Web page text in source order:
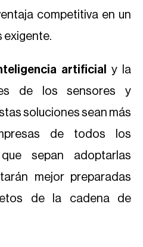
competitiva en un
exigente.
artificial y la
de los sensores y
soluciones sean más
de todos los
sepan adoptarlas
mejor preparadas
de la cadena de